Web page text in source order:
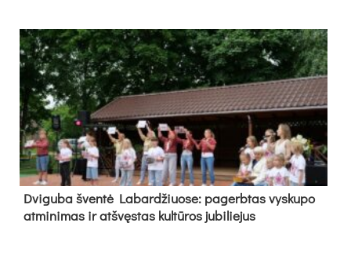
Dvi­gu­ba šven­tė La­bar­džiuo­se: pa­gerb­tas vys­ku­po
at­mi­ni­mas ir at­švęs­tas kul­tū­ros ju­bi­lie­jus